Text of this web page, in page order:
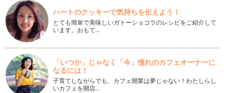
の女性が就職するが、約60％の女…
働くママの悩み⑳『共働き家庭のお金。共働きはお金がかか
る？！』
「何のために働いているか分からないな。」 「保育園にかか
る費用をお給料から差引いた…
働くママの悩み⑲『夫婦すれ違いの危機！解消の為の習慣』
“朝の時間”と“夕方～子どもが寝るまでの時間&rdqu…
ハートのクッキーで気持ちを伝えよう！
とても簡単で美味しいガトーショコラのレシピをご紹介して
います。おもて…
「いつか」じゃなく「今」憧れのカフェオーナーに
なるには！
子育てしながらでも、カフェ開業は夢じゃない！わたしらし
いカフェを開店…